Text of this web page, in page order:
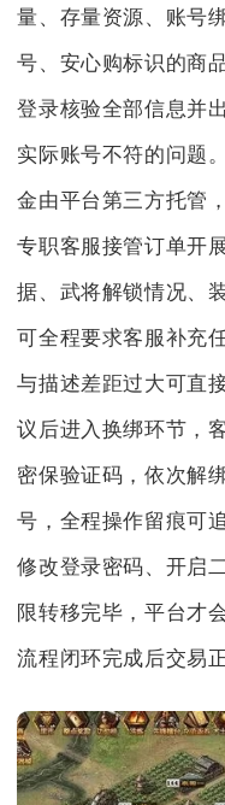
量、存量资源、账号
号、安心购标识的商
登录核验全部信息并
实际账号不符的问题
金由平台第三方托管
专职客服接管订单开
据、武将解锁情况、
可全程要求客服补充
与描述差距过大可直
议后进入换绑环节，
密保验证码，依次解
号，全程操作留痕可
修改登录密码、开启
限转移完毕，平台才
流程闭环完成后交易